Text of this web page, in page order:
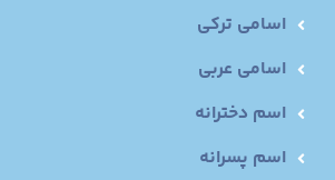
اسامی ترکی
اسامی عربی
اسم دخترانه
اسم پسرانه